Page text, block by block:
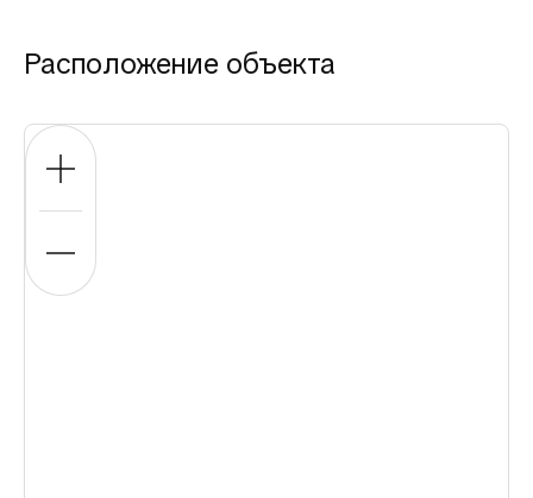
Расположение объекта